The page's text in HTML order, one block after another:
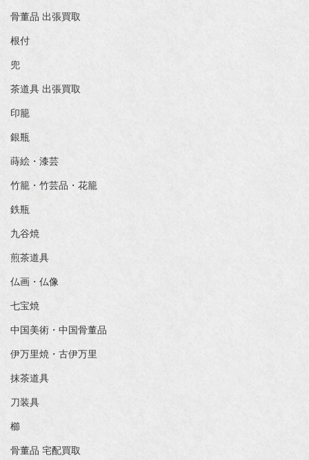
骨董品 出張買取
根付
兜
茶道具 出張買取
印籠
銀瓶
蒔絵・漆芸
竹籠・竹芸品・花籠
鉄瓶
九谷焼
煎茶道具
仏画・仏像
七宝焼
中国美術・中国骨董品
伊万里焼・古伊万里
抹茶道具
刀装具
櫛
骨董品 宅配買取